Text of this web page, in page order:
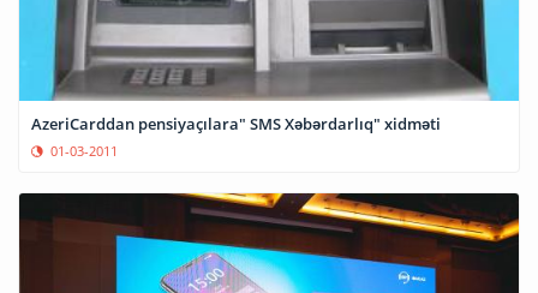
AzeriCarddan pensiyaçılara" SMS Xəbərdarlıq" xidməti
01-03-2011